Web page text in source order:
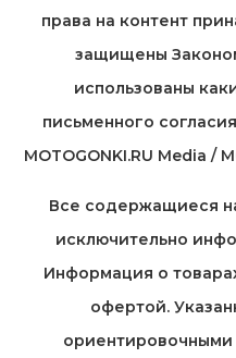
права на контент
защищены
использованы
письменного
MOTOGONKI.RU Media /
Все содержащиеся
исключительно
Информация о
офертой.
ориентировочными